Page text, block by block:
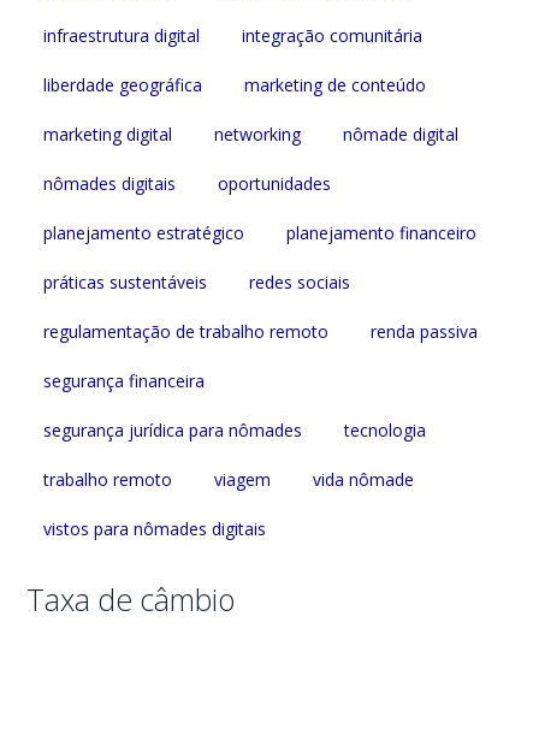
infraestrutura digital integração comunitária
liberdade geográfica marketing de conteúdo
marketing digital networking nômade digital
nômades digitais oportunidades
planejamento estratégico planejamento financeiro
práticas sustentáveis redes sociais
regulamentação de trabalho remoto renda passiva
segurança financeira
segurança jurídica para nômades tecnologia
trabalho remoto viagem vida nômade
vistos para nômades digitais
Taxa de câmbio